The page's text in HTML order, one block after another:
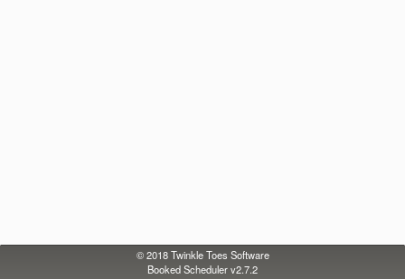
© 2018Twinkle Toes Software
Booked Scheduler v2.7.2